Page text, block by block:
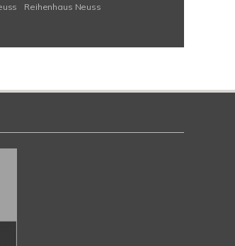
Reihenhaus Neuss